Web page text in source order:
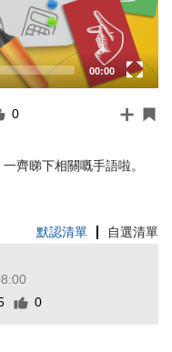
00:00
0
齊睇下相關嘅手語啦。
默認清單 自選清單
0